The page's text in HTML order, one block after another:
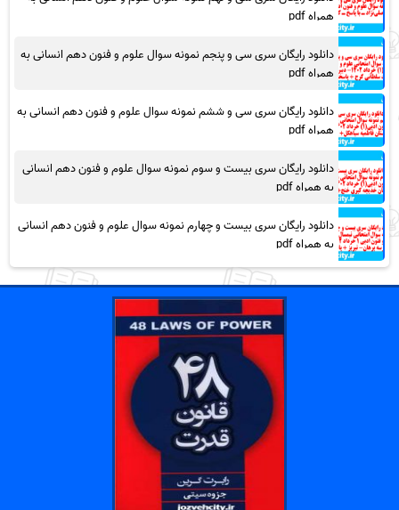
همراه pdf
دانلود رایگان سری سی و پنجم نمونه سوال علوم و فنون دهم انسانی به
همراه pdf
دانلود رایگان سری سی و ششم نمونه سوال علوم و فنون دهم انسانی به
همراه pdf
دانلود رایگان سری بیست و سوم نمونه سوال علوم و فنون دهم انسانی
به همراه pdf
دانلود رایگان سری بیست و چهارم نمونه سوال علوم و فنون دهم انسانی
به همراه pdf